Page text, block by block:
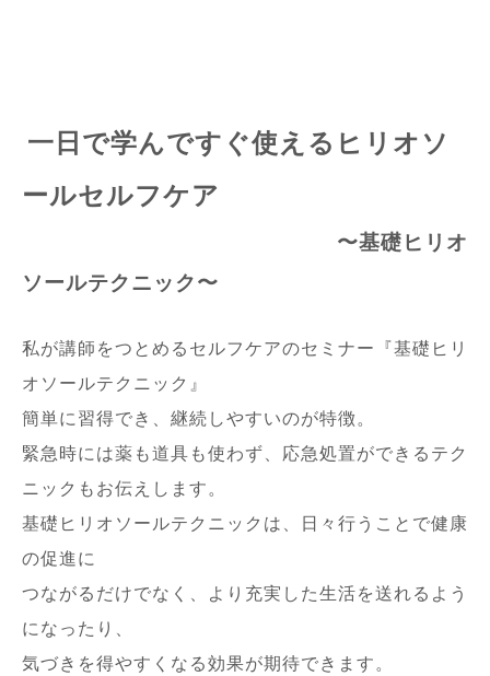
一日で学んですぐ使えるヒリオソ
ールセルフケア
〜基礎ヒリオ
ソールテクニック〜
私が講師をつとめるセルフケアのセミナー『基礎ヒリ
オソールテクニック』
簡単に習得でき、継続しやすいのが特徴。
緊急時には薬も道具も使わず、応急処置ができるテク
ニックもお伝えします。
基礎ヒリオソールテクニックは、日々行うことで健康
の促進に
つながるだけでなく、より充実した生活を送れるよう
になったり、
気づきを得やすくなる効果が期待できます。